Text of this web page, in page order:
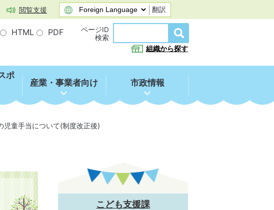
閲覧支援 翻訳
HTML PDF
ページID
検索
組織から探す
ポ
産業・事業者向け 市政情報
児童手当について(制度改正後)
こども支援課